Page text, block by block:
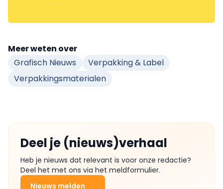
Meer weten over
Grafisch Nieuws
Verpakking & Label
Verpakkingsmaterialen
Deel je (nieuws)verhaal
Heb je nieuws dat relevant is voor onze redactie?
Deel het met ons via het meldformulier.
Nieuws melden